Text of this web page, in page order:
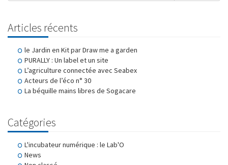
Articles récents
le Jardin en Kit par Draw me a garden
PURALLY : Un label et un site
L’agriculture connectée avec Seabex
Acteurs de l’éco n° 30
La béquille mains libres de Sogacare
Catégories
L'incubateur numérique : le Lab'O
News